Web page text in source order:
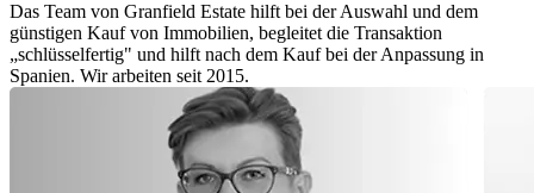
Das Team von Granfield Estate hilft bei der Auswahl und dem
günstigen Kauf von Immobilien, begleitet die Transaktion
„schlüsselfertig" und hilft nach dem Kauf bei der Anpassung in
Spanien. Wir arbeiten seit 2015.